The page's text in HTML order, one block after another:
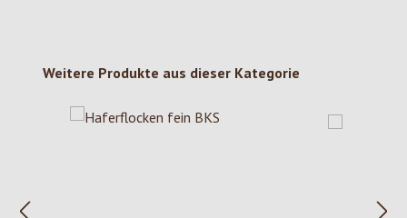
Produktgalerie überspringen
Weitere Produkte aus dieser Kategorie